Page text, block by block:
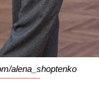
alena_shoptenko